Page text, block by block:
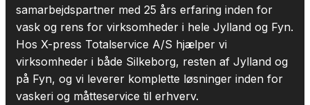
samarbejdspartner med 25 års erfaring inden for
vask og rens for virksomheder i hele Jylland og Fyn.
Hos X-press Totalservice A/S hjælper vi
virksomheder i både Silkeborg, resten af Jylland og
på Fyn, og vi leverer komplette løsninger inden for
vaskeri og måtteservice til erhverv.